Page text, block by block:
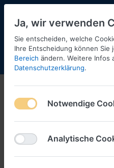
Menü Anmelden
Ja, wir verwenden
Sie entscheiden, welche
Ihre Entscheidung können Sie
Bereich ändern. Weitere Infos
Datenschutzerklärung.
Notwendige
Analytische